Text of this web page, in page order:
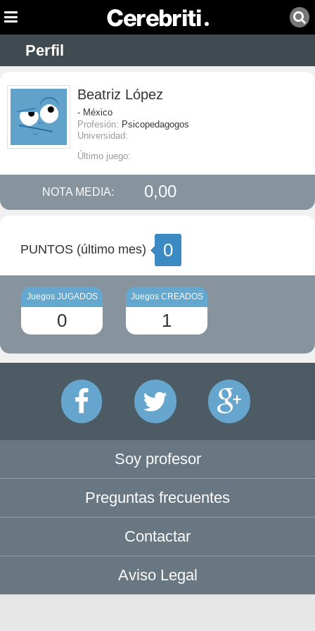
Perfil
Beatriz López
- México
Profesión: Psicopedagogos
Universidad:
Último juego:
NOTA MEDIA: 0,00
PUNTOS (último mes) 0
Juegos JUGADOS
0
Juegos CREADOS
1
Soy profesor
Preguntas frecuentes
Contactar
Aviso Legal